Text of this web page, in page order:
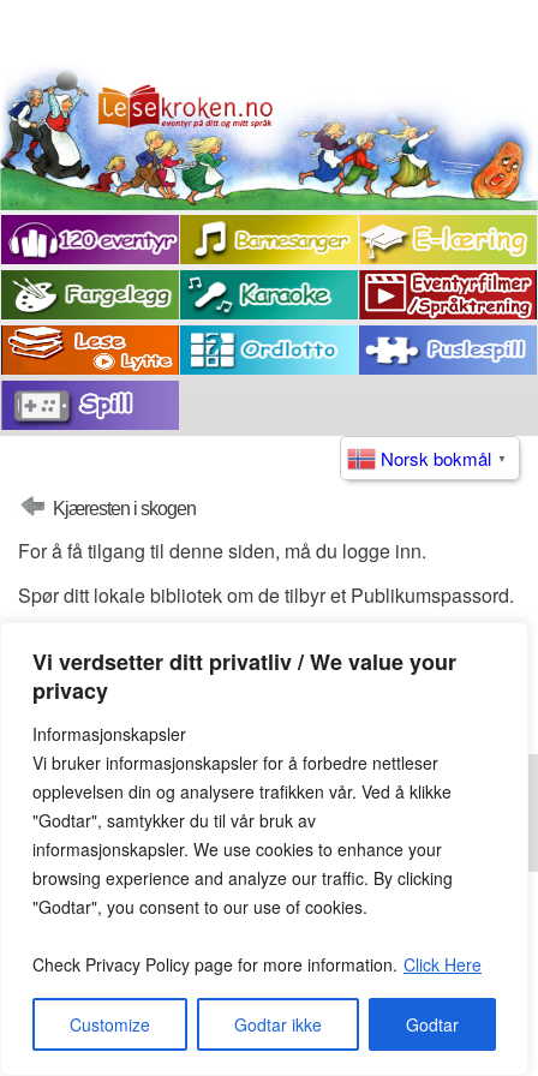
Vi verdsetter ditt privatliv / We value your
privacy
Informasjonskapsler
Vi bruker informasjonskapsler for å forbedre nettleser
opplevelsen din og analysere trafikken vår. Ved å klikke
"Godtar", samtykker du til vår bruk av
informasjonskapsler. We use cookies to enhance your
browsing experience and analyze our traffic. By clicking
"Godtar", you consent to our use of cookies.
Check Privacy Policy page for more information. Click Here
Customize Godtar ikke Godtar
Norsk bokmål ▼
Kjæresten i skogen
For å få tilgang til denne siden, må du logge inn.
Spør ditt lokale bibliotek om de tilbyr et Publikumspassord.
Publikumspassord:
© 2026Lesekroken.noAll Rights Reserved.